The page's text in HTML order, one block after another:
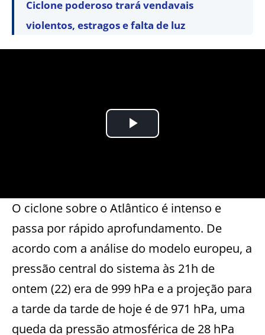
Ciclone poderoso trará vendavais
violentos, estragos e falta de luz
O ciclone sobre o Atlântico é intenso e
passa por rápido aprofundamento. De
acordo com a análise do modelo europeu, a
pressão central do sistema às 21h de
ontem (22) era de 999 hPa e a projeção para
a tarde da tarde de hoje é de 971 hPa, uma
queda da pressão atmosférica de 28 hPa